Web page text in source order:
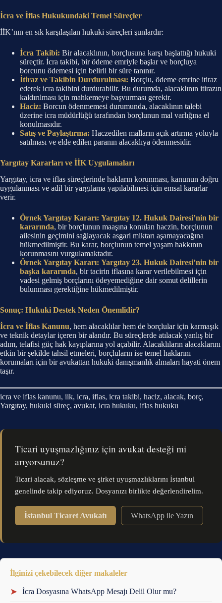
İcra ve İflas Hukukundaki Temel Süreçler
İİK’nın en sık karşılaşılan hukuki süreçleri şunlardır:
İcra Takibi: Bir alacaklının, borçlusuna karşı başlattığı hukuki
süreçtir. İcra takibi, bir ödeme emriyle başlar ve borçluya
borcunu ödemesi için belirli bir süre tanınır.
İtiraz ve Takibin Durdurulması: Borçlu, ödeme emrine itiraz
ederek icra takibini durdurabilir. Bu durumda, alacaklının itirazın
kaldırılması için mahkemeye başvurması gerekir.
Haciz: Borcun ödenmemesi durumunda, alacaklının talebi
üzerine icra müdürlüğü tarafından borçlunun mal varlığına el
konulmasıdır.
Satış ve Paylaştırma: Haczedilen malların açık artırma yoluyla
satılması ve elde edilen paranın alacaklıya ödenmesidir.
Yargıtay Kararları ve İİK Uygulamaları
Yargıtay, icra ve iflas süreçlerinde hakların korunması, kanunun doğru
uygulanması ve adil bir yargılama yapılabilmesi için emsal kararlar
verir.
Örnek Yargıtay Kararı: Yargıtay 12. Hukuk Dairesi’nin bir
kararında, bir borçlunun maaşına konulan haczin, borçlunun
ailesinin geçimini sağlayacak asgari miktarı aşamayacağına
hükmedilmiştir. Bu karar, borçlunun temel yaşam hakkının
korunmasını vurgulamaktadır.
Örnek Yargıtay Kararı: Yargıtay 23. Hukuk Dairesi’nin bir
başka kararında, bir tacirin iflasına karar verilebilmesi için
vadesi gelmiş borçlarını ödeyemediğine dair somut delillerin
bulunması gerektiğine hükmedilmiştir.
Sonuç: Hukuki Destek Neden Önemlidir?
İcra ve İflas Kanunu, hem alacaklılar hem de borçlular için karmaşık
ve teknik detaylar içeren bir alandır. Bu süreçlerde atılacak yanlış bir
adım, telafisi güç hak kayıplarına yol açabilir. Alacaklıların alacaklarını
etkin bir şekilde tahsil etmeleri, borçluların ise temel haklarını
korumaları için bir avukattan hukuki danışmanlık almaları hayati önem
taşır.
icra ve iflas kanunu, iik, icra, iflas, icra takibi, haciz, alacak, borç,
Yargıtay, hukuki süreç, avukat, icra hukuku, iflas hukuku
Ticari uyuşmazlığınız için avukat desteği mi
arıyorsunuz?
Ticari alacak, sözleşme ve şirket uyuşmazlıklarını İstanbul
genelinde takip ediyoruz. Dosyanızı birlikte değerlendirelim.
İstanbul Ticaret Avukatı WhatsApp ile Yazın
İlginizi çekebilecek diğer makaleler
➤ İcra Dosyasına WhatsApp Mesajı Delil Olur mu?